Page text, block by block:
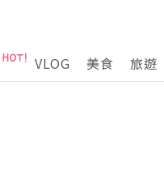
VLOG 美食 旅遊